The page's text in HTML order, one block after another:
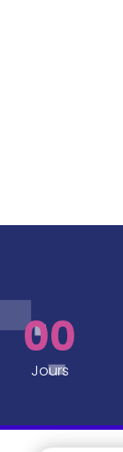
00
Jours